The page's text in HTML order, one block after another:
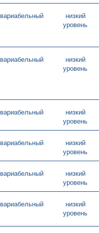
вариабельный
низкий
уровень
вариабельный
низкий
уровень
вариабельный
низкий
уровень
вариабельный
низкий
уровень
вариабельный
низкий
уровень
вариабельный
низкий
уровень